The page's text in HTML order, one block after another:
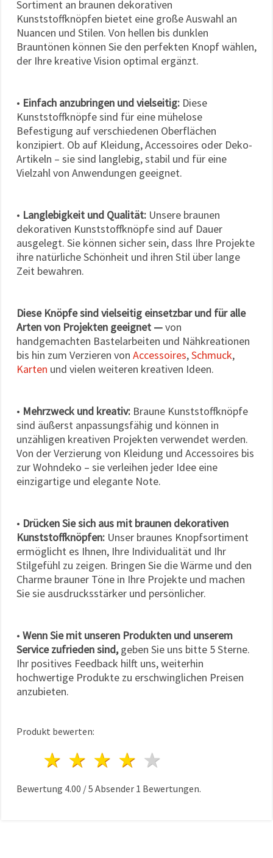
Sortiment an braunen dekorativen
Kunststoffknöpfen bietet eine große Auswahl an
Nuancen und Stilen. Von hellen bis dunklen
Brauntönen können Sie den perfekten Knopf wählen,
der Ihre kreative Vision optimal ergänzt.
• Einfach anzubringen und vielseitig: Diese
Kunststoffknöpfe sind für eine mühelose
Befestigung auf verschiedenen Oberflächen
konzipiert. Ob auf Kleidung, Accessoires oder Deko-
Artikeln – sie sind langlebig, stabil und für eine
Vielzahl von Anwendungen geeignet.
• Langlebigkeit und Qualität: Unsere braunen
dekorativen Kunststoffknöpfe sind auf Dauer
ausgelegt. Sie können sicher sein, dass Ihre Projekte
ihre natürliche Schönheit und ihren Stil über lange
Zeit bewahren.
Diese Knöpfe sind vielseitig einsetzbar und für alle
Arten von Projekten geeignet —von
handgemachten Bastelarbeiten und Nähkreationen
bis hin zum Verzieren von Accessoires,Schmuck,
Karten und vielen weiteren kreativen Ideen.
• Mehrzweck und kreativ: Braune Kunststoffknöpfe
sind äußerst anpassungsfähig und können in
unzähligen kreativen Projekten verwendet werden.
Von der Verzierung von Kleidung und Accessoires bis
zur Wohndeko – sie verleihen jeder Idee eine
einzigartige und elegante Note.
• Drücken Sie sich aus mit braunen dekorativen
Kunststoffknöpfen: Unser braunes Knopfsortiment
ermöglicht es Ihnen, Ihre Individualität und Ihr
Stilgefühl zu zeigen. Bringen Sie die Wärme und den
Charme brauner Töne in Ihre Projekte und machen
Sie sie ausdrucksstärker und persönlicher.
• Wenn Sie mit unseren Produkten und unserem
Service zufrieden sind,geben Sie uns bitte 5 Sterne.
Ihr positives Feedback hilft uns, weiterhin
hochwertige Produkte zu erschwinglichen Preisen
anzubieten.
Produkt bewerten:
4 Sterne
3 Sterne
2 Sterne
1 Stern
Bewertung 4.00 /5 Absender 1 Bewertungen.